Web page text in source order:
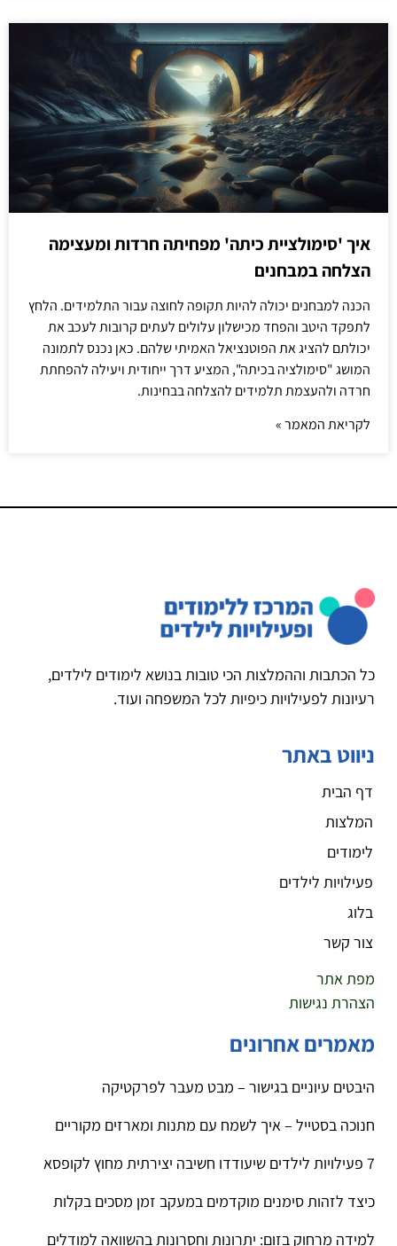
איך 'סימולציית כיתה' מפחיתה חרדות ומעצימה
הצלחה במבחנים
הכנה למבחנים יכולה להיות תקופה לחוצה עבור התלמידים. הלחץ
לתפקד היטב והפחד מכישלון עלולים לעתים קרובות לעכב את
יכולתם להציג את הפוטנציאל האמיתי שלהם. כאן נכנס לתמונה
המושג "סימולציה בכיתה", המציע דרך ייחודית ויעילה להפחתת
חרדה ולהעצמת תלמידים להצלחה בבחינות.
לקריאת המאמר »
כל הכתבות וההמלצות הכי טובות בנושא לימודים לילדים,
רעיונות לפעילויות כיפיות לכל המשפחה ועוד.
ניווט באתר
דף הבית
המלצות
לימודים
פעילויות לילדים
בלוג
צור קשר
מפת אתר
הצהרת נגישות
מאמרים אחרונים
היבטים עיוניים בגישור – מבט מעבר לפרקטיקה
חנוכה בסטייל – איך לשמח עם מתנות ומארזים מקוריים
7 פעילויות לילדים שיעודדו חשיבה יצירתית מחוץ לקופסא
כיצד לזהות סימנים מוקדמים במעקב זמן מסכים בקלות
למידה מרחוק בזום: יתרונות וחסרונות בהשוואה למודלים